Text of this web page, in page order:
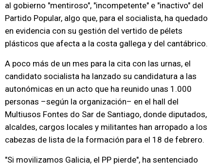
al gobierno "mentiroso", "incompetente" e "inactivo" del
Partido Popular, algo que, para el socialista, ha quedado
en evidencia con su gestión del vertido de pélets
plásticos que afecta a la costa gallega y del cantábrico.
A poco más de un mes para la cita con las urnas, el
candidato socialista ha lanzado su candidatura a las
autonómicas en un acto que ha reunido unas 1.000
personas –según la organización– en el hall del
Multiusos Fontes do Sar de Santiago, donde diputados,
alcaldes, cargos locales y militantes han arropado a los
cabezas de lista de la formación para el 18 de febrero.
"Si movilizamos Galicia, el PP pierde", ha sentenciado